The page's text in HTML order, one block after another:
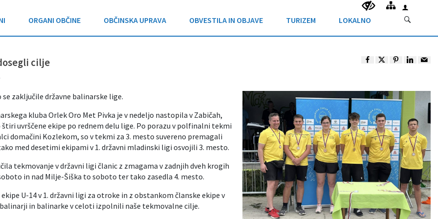
ORGANI OBČINE OBČINSKA UPRAVA OBVESTILA IN OBJAVE TURIZEM LOKALNO
cilje
zaključile državne balinarske lige.
kluba Orlek Oro Met Pivka je v nedeljo nastopila v Zabičah,
uvrščene ekipe po rednem delu lige. Po porazu v polfinalni tekmi
domačini Kozlekom, so v tekmi za 3. mesto suvereno premagali
med desetimi ekipami v 1. državni mladinski ligi osvojili 3. mesto.
tekmovanje v državni ligi članic z zmagama v zadnjih dveh krogih
in nad Milje-Šiška to soboto ter tako zasedla 4. mesto.
U-14 v 1. državni ligi za otroke in z obstankom članske ekipe v
in balinarke v celoti izpolnili naše tekmovalne cilje.